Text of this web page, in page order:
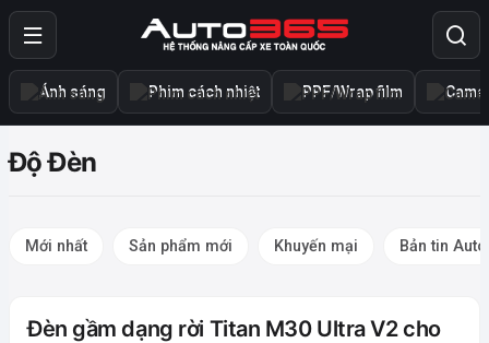
Ánh sáng Phim cách nhiệt PPF/Wrap film
Độ Đèn
Mới nhất Sản phẩm mới Khuyến mại Bản tin
Đèn gầm dạng rời Titan M30 Ultra V2 cho